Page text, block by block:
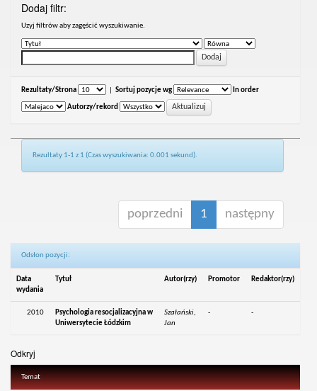
Dodaj filtr:
Uzyj filtrów aby zagęścić wyszukiwanie.
Rezultaty/Strona Sortuj pozycje wg In order
Autorzy/rekord
Rezultaty 1-1 z 1 (Czas wyszukiwania: 0.001 sekund).
poprzedni 1 następny
Odsłon pozycji:
Data
wydania
Tytuł Autor(rzy) Promotor Redaktor(rzy)
2010
Psychologia resocjalizacyjna w
Uniwersytecie Łódzkim
Szałański,
Jan
- -
Odkryj
Temat